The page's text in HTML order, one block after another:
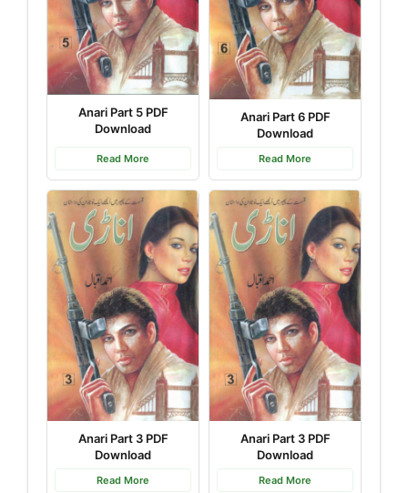
Anari Part 5 PDF
Download
Read More
Anari Part 6 PDF
Download
Read More
Anari Part 3 PDF
Download
Read More
Anari Part 3 PDF
Download
Read More